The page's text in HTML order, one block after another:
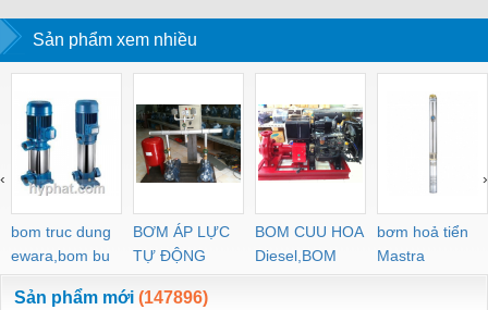
Sản phẩm xem nhiều
bom truc dung
ewara,bom bu
ewara
BƠM ÁP LỰC
TỰ ĐỘNG
BOM CUU HOA
Diesel,BOM
CHUA CHAY
bơm hoả tiển
Mastra
‹ ›
Sản phẩm mới (147896)